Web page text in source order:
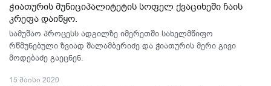
ჭიათურის მუნიციპალიტეტის სოფელ ქვაციხეში ჩაის
კრეფა დაიწყო.
სამუშაო პროცესს ადგილზე იმერეთში სახელმწიფო
რწმუნებული ზვიად შალამბერიძე და ჭიათურის მერი გივი
მოდებაძე გაეცნენ.
15 მაისი 2020